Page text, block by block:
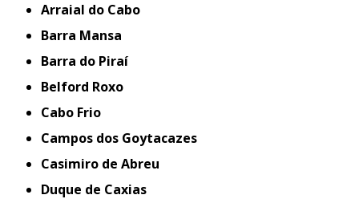
Arraial do Cabo
Barra Mansa
Barra do Piraí
Belford Roxo
Cabo Frio
Campos dos Goytacazes
Casimiro de Abreu
Duque de Caxias